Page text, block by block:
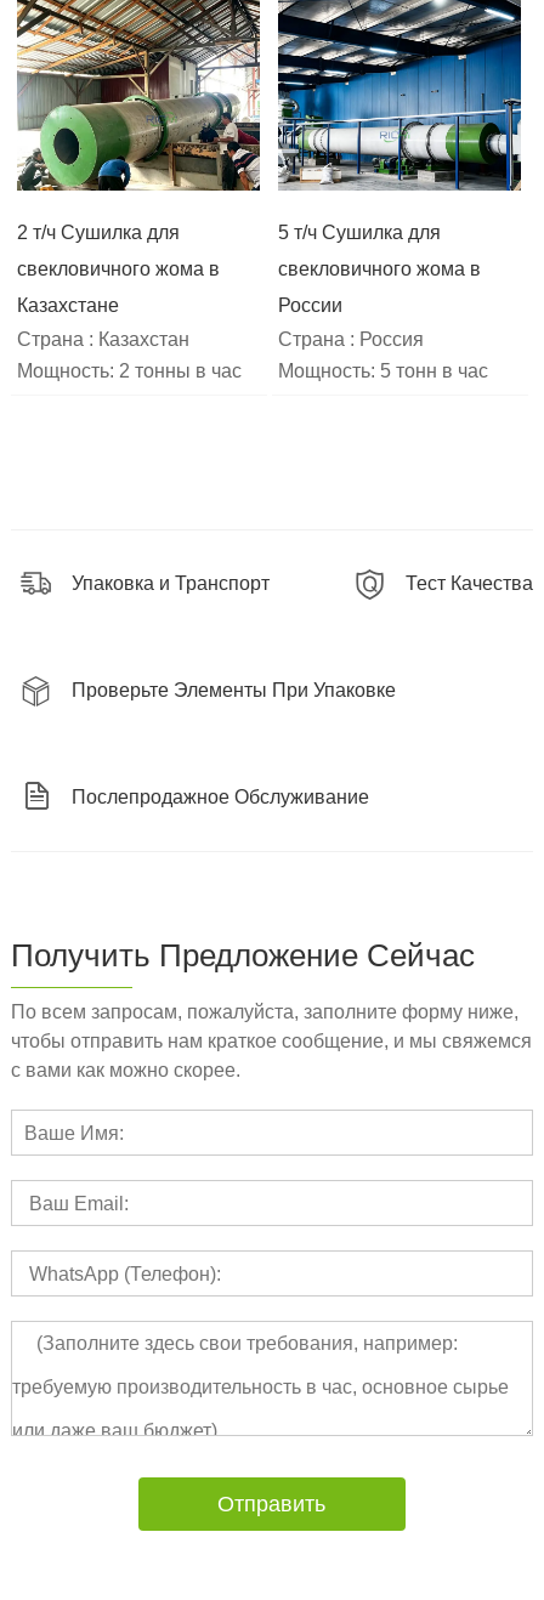
2 т/ч Сушилка для
свекловичного жома в
Казахстане
Страна : Казахстан
Мощность: 2 тонны в час
5 т/ч Сушилка для
свекловичного жома в
России
Страна : Россия
Мощность: 5 тонн в час
Упаковка и Транспорт Тест Качества
Проверьте Элементы При Упаковке
Послепродажное Обслуживание
Получить Предложение Сейчас
По всем запросам, пожалуйста, заполните форму ниже,
чтобы отправить нам краткое сообщение, и мы свяжемся
с вами как можно скорее.